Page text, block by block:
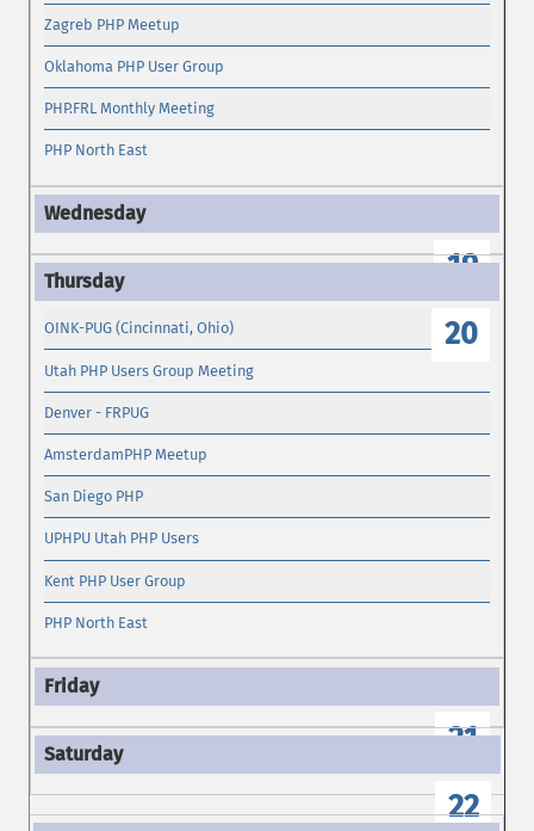
Zagreb PHP Meetup
Oklahoma PHP User Group
PHP.FRL Monthly Meeting
PHP North East
19
20
OINK-PUG (Cincinnati, Ohio)
Utah PHP Users Group Meeting
Denver - FRPUG
AmsterdamPHP Meetup
San Diego PHP
UPHPU Utah PHP Users
Kent PHP User Group
PHP North East
21
22